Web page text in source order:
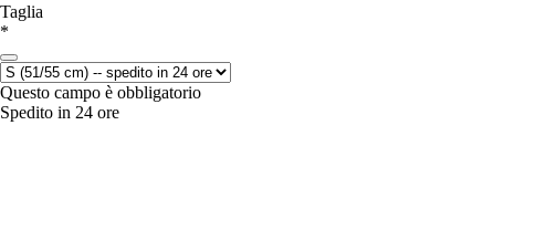
Taglia
*
Questo campo è obbligatorio
Spedito in 24 ore